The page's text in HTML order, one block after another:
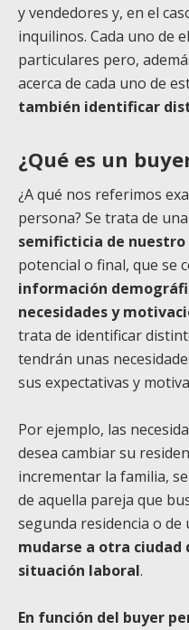
y vendedores y, en el
inquilinos. Cada uno de
particulares pero,
acerca de cada uno de
también identificar
¿Qué es un
¿A qué nos referimos
persona? Se trata de una
semificticia de nuestro
potencial o final, que se
información
necesidades y
trata de identificar
tendrán unas
sus expectativas y
Por ejemplo, las
desea cambiar su
incrementar la familia,
de aquella pareja que
segunda residencia o
mudarse a otra ciudad
situación laboral.
En función del buyer